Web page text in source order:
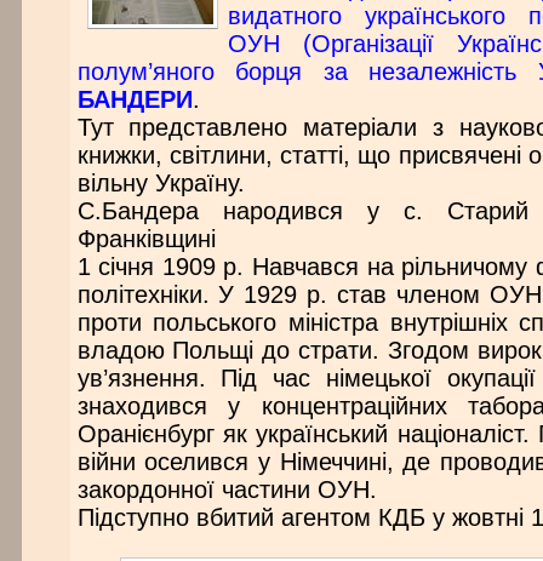
видатного українського
ОУН (Організації
полум’яного борця за
БАНДЕРИ.
Тут представлено матеріали з
книжки, світлини, статті, що присвячені
вільну Україну.
С.Бандера народився у с. Старий
Франківщині
1 січня 1909 р. Навчався на рільничому
політехніки. У 1929 р. став членом
проти польського міністра внутрішніх
владою Польщі до страти. Згодом вирок
ув’язнення. Під час німецької
знаходився у концентраційних
Оранієнбург як український націоналіст.
війни оселився у Німеччині, де
закордонної частини ОУН.
Підступно вбитий агентом КДБ у жовтні